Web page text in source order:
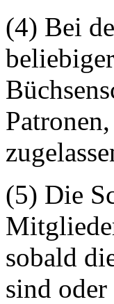
(4) Bei
(5) Die
sobald
sind